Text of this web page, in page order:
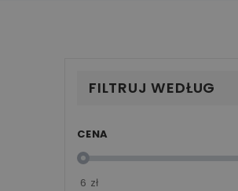
FILTRUJ WEDŁUG
CENA
6 zł